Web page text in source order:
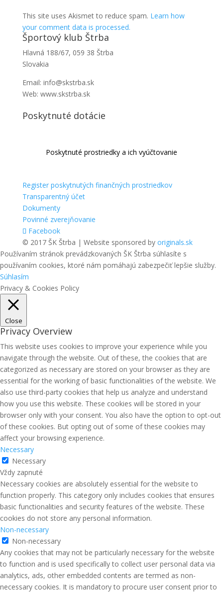
This site uses Akismet to reduce spam. Learn how
your comment data is processed.
Športový klub Štrba
Hlavná 188/67, 059 38 Štrba
Slovakia
Email: info@skstrba.sk
Web: www.skstrba.sk
Poskytnuté dotácie
Poskytnuté prostriedky a ich vyúčtovanie
Register poskytnutých finančných prostriedkov
Transparentný účet
Dokumenty
Povinné zverejňovanie
Facebook
© 2017 ŠK Štrba | Website sponsored by originals.sk
Používaním stránok prevádzkovaných ŠK Štrba súhlasíte s
používaním cookies, ktoré nám pomáhajú zabezpečiť lepšie služby.
Súhlasím
Privacy & Cookies Policy
Close
Privacy Overview
This website uses cookies to improve your experience while you
navigate through the website. Out of these, the cookies that are
categorized as necessary are stored on your browser as they are
essential for the working of basic functionalities of the website. We
also use third-party cookies that help us analyze and understand
how you use this website. These cookies will be stored in your
browser only with your consent. You also have the option to opt-out
of these cookies. But opting out of some of these cookies may
affect your browsing experience.
Necessary
Necessary
Vždy zapnuté
Necessary cookies are absolutely essential for the website to
function properly. This category only includes cookies that ensures
basic functionalities and security features of the website. These
cookies do not store any personal information.
Non-necessary
Non-necessary
Any cookies that may not be particularly necessary for the website
to function and is used specifically to collect user personal data via
analytics, ads, other embedded contents are termed as non-
necessary cookies. It is mandatory to procure user consent prior to